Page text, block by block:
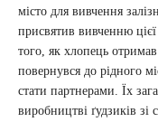
місто для вивчення
присвятив вивченню
того, як хлопець
повернувся до рідного
стати партнерами. Їх
виробництві ґудзиків зі